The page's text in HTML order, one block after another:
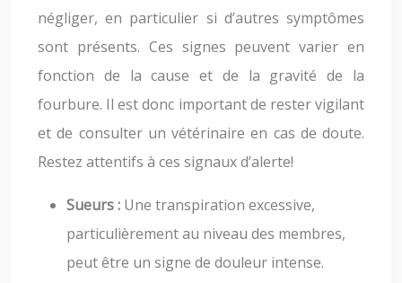
négliger, en particulier si d’autres symptômes
sont présents. Ces signes peuvent varier en
fonction de la cause et de la gravité de la
fourbure. Il est donc important de rester vigilant
et de consulter un vétérinaire en cas de doute.
Restez attentifs à ces signaux d’alerte!
Sueurs : Une transpiration excessive,
particulièrement au niveau des membres,
peut être un signe de douleur intense.